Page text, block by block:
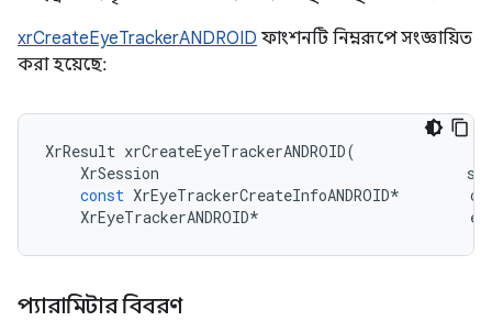
xrCreateEyeTrackerANDROID ফাংশনটি নিম্নরূপে সংজ্ঞায়িত
করা হয়েছে:
XrResult xrCreateEyeTrackerANDROID(
XrSession
const XrEyeTrackerCreateInfoANDROID*
XrEyeTrackerANDROID*
প্যারামিটার বিবরণ